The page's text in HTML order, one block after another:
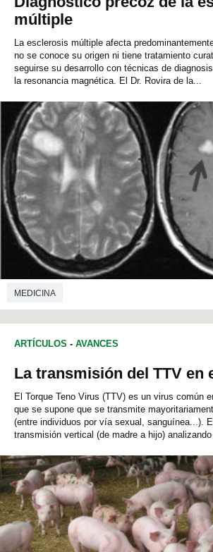
múltiple
La esclerosis múltiple afecta
no se conoce su origen ni tiene tratamiento
seguirse su desarrollo con técnicas de
la resonancia magnética. El Dr. Rovira de la...
MEDICINA
ARTÍCULOS - AVANCES
La transmisión del TTV en
El Torque Teno Virus (TTV) es un virus común
que se supone que se transmite
(entre individuos por vía sexual, sanguínea...).
transmisión vertical (de madre a hijo)